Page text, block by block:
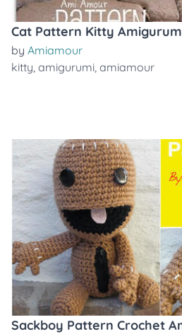
Cat Pattern Kitty
by Amiamour
kitty, amigurumi, amiamour
Sackboy Pattern Crochet